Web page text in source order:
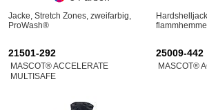
Jacke, Stretch Zones, zweifarbig,
ProWash®
21501-292
MASCOT® ACCELERATE
MULTISAFE
25009-442
MASCOT®